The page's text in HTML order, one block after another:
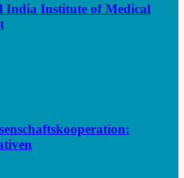
India Institute of Medical